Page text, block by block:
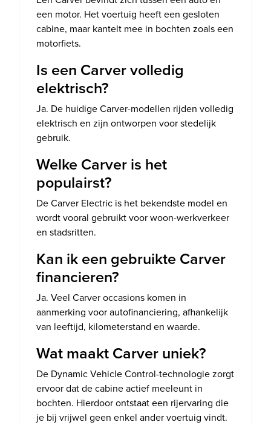
een motor. Het voertuig heeft een gesloten
cabine, maar kantelt mee in bochten zoals een
motorfiets.
Is een Carver volledig
elektrisch?
Ja. De huidige Carver-modellen rijden volledig
elektrisch en zijn ontworpen voor stedelijk
gebruik.
Welke Carver is het
populairst?
De Carver Electric is het bekendste model en
wordt vooral gebruikt voor woon-werkverkeer
en stadsritten.
Kan ik een gebruikte Carver
financieren?
Ja. Veel Carver occasions komen in
aanmerking voor autofinanciering, afhankelijk
van leeftijd, kilometerstand en waarde.
Wat maakt Carver uniek?
De Dynamic Vehicle Control-technologie zorgt
ervoor dat de cabine actief meeleunt in
bochten. Hierdoor ontstaat een rijervaring die
je bij vrijwel geen enkel ander voertuig vindt.